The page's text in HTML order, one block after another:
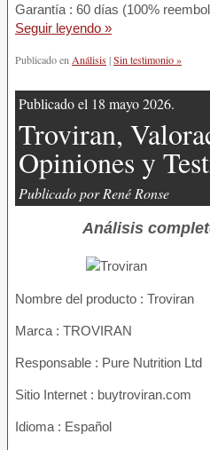
Garantía : 60 días (100%
Seguir leyendo »
Publicado en Análisis|Sin testimonio »
Publicado el 18 mayo 2026.
Troviran,
Opiniones y
Publicado por René Ronse
Análisis
Nombre del producto : Troviran
Marca : TROVIRAN
Responsable : Pure Nutrition Ltd
Sitio Internet : buytroviran.com
Idioma : Español